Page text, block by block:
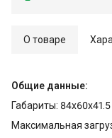
О товаре
Общие данные:
Габариты:
Максимальная